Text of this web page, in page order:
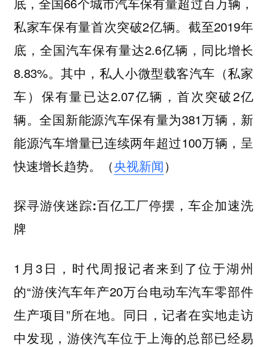
私家车保有量首次突破2亿辆。截至2019年
底，全国汽车保有量达2.6亿辆，同比增长
8.83%。其中，私人小微型载客汽车（私家
车）保有量已达2.07亿辆，首次突破2亿
辆。全国新能源汽车保有量为381万辆，新
能源汽车增量已连续两年超过100万辆，呈
快速增长趋势。（央视新闻）
探寻游侠迷踪:百亿工厂停摆，车企加速洗
牌
1月3日，时代周报记者来到了位于湖州
的“游侠汽车年产20万台电动车汽车零部件
生产项目”所在地。同日，记者在实地走访
中发现，游侠汽车位于上海的总部已经易